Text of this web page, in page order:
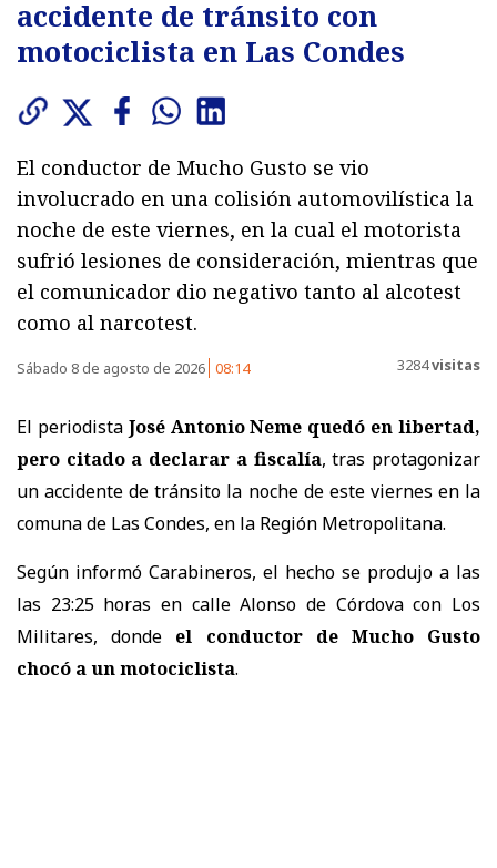
accidente de tránsito con
motociclista en Las Condes
El conductor de Mucho Gusto se vio
involucrado en una colisión automovilística la
noche de este viernes, en la cual el motorista
sufrió lesiones de consideración, mientras que
el comunicador dio negativo tanto al alcotest
como al narcotest.
Sábado 8 de agosto de 2026 08:14 3284visitas
El periodista José Antonio Neme quedó en libertad,
pero citado a declarar a fiscalía, tras protagonizar
un accidente de tránsito la noche de este viernes en la
comuna de Las Condes, en la Región Metropolitana.
Según informó Carabineros, el hecho se produjo a las
las 23:25 horas en calle Alonso de Córdova con Los
Militares, donde el conductor de Mucho Gusto
chocó a un motociclista.